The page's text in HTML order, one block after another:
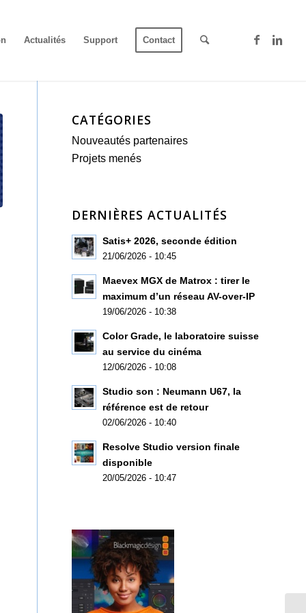
Actualités Support Contact
CATÉGORIES
Nouveautés partenaires
Projets menés
DERNIÈRES ACTUALITÉS
Satis+ 2026, seconde édition
21/06/2026 - 10:45
Maevex MGX de Matrox : tirer le
maximum d’un réseau AV-over-IP
19/06/2026 - 10:38
Color Grade, le laboratoire suisse
au service du cinéma
12/06/2026 - 10:08
Studio son : Neumann U67, la
référence est de retour
02/06/2026 - 10:40
Resolve Studio version finale
disponible
20/05/2026 - 10:47